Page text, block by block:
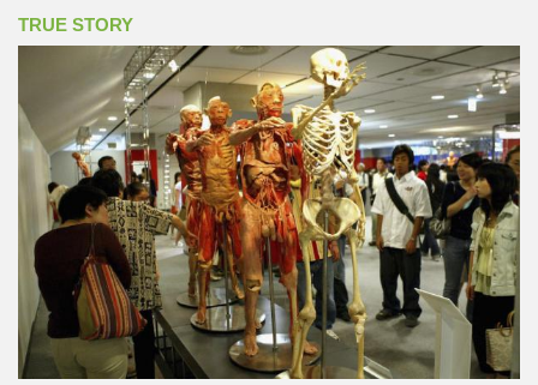
TRUE STORY